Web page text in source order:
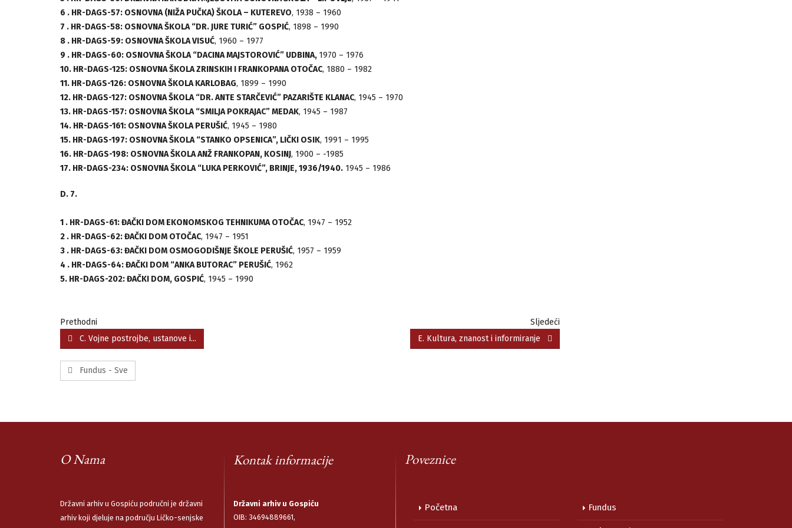
6 . HR-DAGS-57: OSNOVNA (NIŽA PUČKA) ŠKOLA – KUTEREVO, 1938 – 1960
7 . HR-DAGS-58: OSNOVNA ŠKOLA “DR. JURE TURIĆ” GOSPIĆ, 1898 – 1990
8 . HR-DAGS-59: OSNOVNA ŠKOLA VISUĆ, 1960 – 1977
9 . HR-DAGS-60: OSNOVNA ŠKOLA “DACINA MAJSTOROVIĆ” UDBINA, 1970 – 1976
10. HR-DAGS-125: OSNOVNA ŠKOLA ZRINSKIH I FRANKOPANA OTOČAC, 1880 – 1982
11. HR-DAGS-126: OSNOVNA ŠKOLA KARLOBAG, 1899 – 1990
12. HR-DAGS-127: OSNOVNA ŠKOLA “DR. ANTE STARČEVIĆ” PAZARIŠTE KLANAC, 1945 – 1970
13. HR-DAGS-157: OSNOVNA ŠKOLA “SMILJA POKRAJAC” MEDAK, 1945 – 1987
14. HR-DAGS-161: OSNOVNA ŠKOLA PERUŠIĆ, 1945 – 1980
15. HR-DAGS-197: OSNOVNA ŠKOLA “STANKO OPSENICA”, LIČKI OSIK, 1991 – 1995
16. HR-DAGS-198: OSNOVNA ŠKOLA ANŽ FRANKOPAN, KOSINJ, 1900 – -1985
17. HR-DAGS-234: OSNOVNA ŠKOLA “LUKA PERKOVIĆ”, BRINJE, 1936/1940. 1945 – 1986
D. 7.
1 . HR-DAGS-61: ĐAČKI DOM EKONOMSKOG TEHNIKUMA OTOČAC, 1947 – 1952
2 . HR-DAGS-62: ĐAČKI DOM OTOČAC, 1947 – 1951
3 . HR-DAGS-63: ĐAČKI DOM OSMOGODIŠNJE ŠKOLE PERUŠIĆ, 1957 – 1959
4 . HR-DAGS-64: ĐAČKI DOM “ANKA BUTORAC” PERUŠIĆ, 1962
5. HR-DAGS-202: ĐAČKI DOM, GOSPIĆ, 1945 – 1990
Prethodni
C. Vojne postrojbe, ustanove i...
Sljedeći
E. Kultura, znanost i informiranje
Fundus - Sve
O Nama
Državni arhiv u Gospiću područni je državni
arhiv koji djeluje na području Ličko-senjske
Kontak informacije
Državni arhiv u Gospiću
OIB: 34694889661,
Poveznice
Početna Fundus